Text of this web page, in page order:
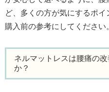
ど、多くの方が気にするポ
購入前の参考にしてください
ネルマットレスは腰痛の
か？